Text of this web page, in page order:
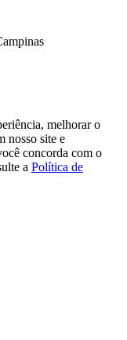
melhorar o
nosso site e
concorda com o
a Política de